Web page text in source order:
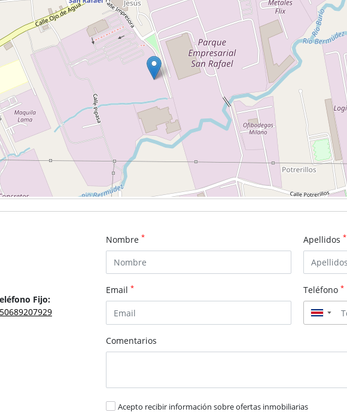
Fijo:
Nombre * Apellidos *
Email * Teléfono *
▼
Comentarios
Acepto recibir información sobre ofertas inmobiliarias